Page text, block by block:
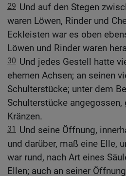
29 Und auf den Stegen
waren Löwen, Rinder und
Eckleisten war es oben
Löwen und Rinder waren
30 Und jedes Gestell hatte
ehernen Achsen; an seinen
Schulterstücke; unter dem
Schulterstücke angegossen,
Kränzen.
31
Und seine Öffnung,
und darüber, maß eine Elle,
war rund, nach Art eines
Ellen; auch an seiner